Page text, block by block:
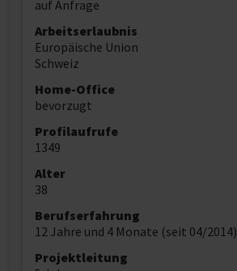
auf Anfrage
Arbeitserlaubnis
Europäische Union
Schweiz
Home-Office
bevorzugt
Profilaufrufe
1349
Alter
38
Berufserfahrung
12 Jahre und 4 Monate (seit 04/2014)
Projektleitung